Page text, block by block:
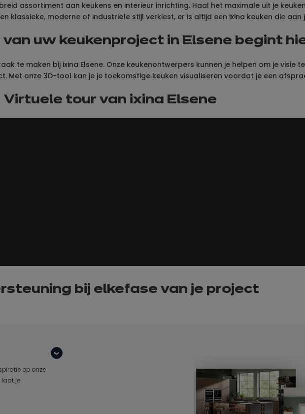
assortiment aan keukens en interieur inrichting. Haal het maximale uit je
klassieke, moderne of industriële stijl verkiest, er is altijd een ixina keuken die aan
van uw keukenproject in Elsene begint
te maken bij ixina Elsene. Onze keukenontwerpers kunnen je helpen om je visie
Met onze 3D-tool kan je je toekomstige keuken visualiseren voordat je een
Virtuele tour van ixina Elsene
bij elkefase van je project
op onze
laat je